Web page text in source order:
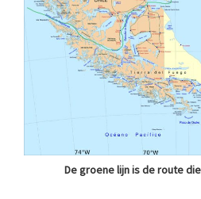
De groene lijn is de route